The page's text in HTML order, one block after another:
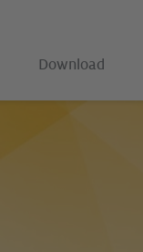
Download